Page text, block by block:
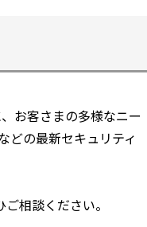
お客さまの多様なニー
どの最新セキュリティ
相談ください。